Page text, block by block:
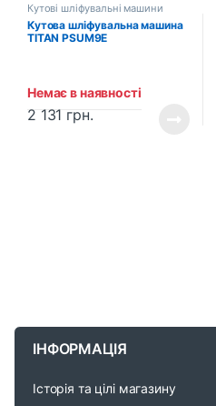
Кутові шліфувальні машини
Кутова шліфувальна машина
TITAN PSUM9E
Немає в наявності
2 131 грн.
ІНФОРМАЦІЯ
Історія та цілі магазину